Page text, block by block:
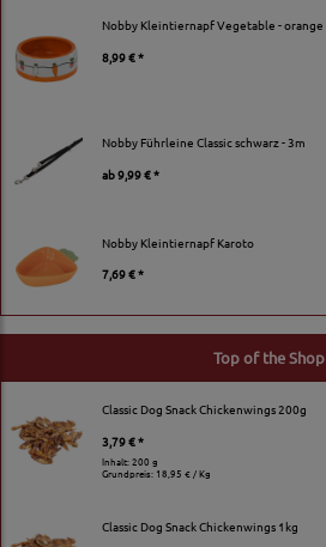
Nobby Kleintiernapf Vegetable - orange
8,99 € *
Nobby Führleine Classic schwarz - 3m
ab9,99 € *
Nobby Kleintiernapf Karoto
7,69 € *
Top of the Shop
Classic Dog Snack Chickenwings 200g
3,79 € *
Inhalt: 200 g
Grundpreis:18,95 € / Kg
Classic Dog Snack Chickenwings 1kg